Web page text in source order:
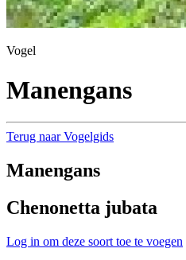
Vogel
Manengans
Terug naar Vogelgids
Manengans
Chenonetta jubata
Log in om deze soort toe te voegen